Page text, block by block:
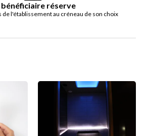
bénéficiaire réserve
l'établissement au créneau de son choix